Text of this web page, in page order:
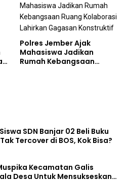
Polres Jember Ajak
Mahasiswa Jadikan
Rumah Kebangsaan
SDN Banjar 02 Beli Buku
Tercover di BOS, Kok Bisa?
Kecamatan Galis
Desa Untuk Mensukseskan